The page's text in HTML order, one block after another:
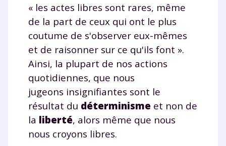
« les actes libres sont rares, même
de la part de ceux qui ont le plus
coutume de s'observer eux-mêmes
et de raisonner sur ce qu'ils font ».
Ainsi, la plupart de nos actions
quotidiennes, que nous
jugeons insignifiantes sont le
résultat du déterminisme et non de
la liberté, alors même que nous
nous croyons libres.